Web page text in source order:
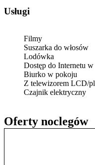
Oferty noclegów
Usługi
Filmy
Suszarka do włosów
Lodówka
Dostęp do Internetu
Biurko w pokoju
Z telewizorem LCD/
Czajnik elektryczny